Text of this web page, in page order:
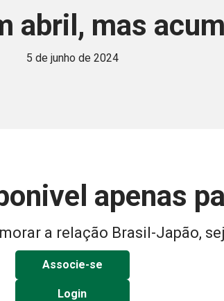
abril, mas
5 de junho de 2024
apenas
a relação Brasil-Japão,
Associe-se
Login